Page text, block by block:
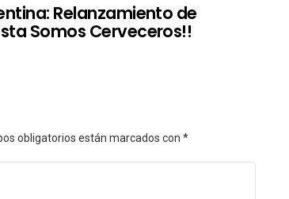
Relanzamiento de
Somos Cerveceros!!
obligatorios están marcados con *